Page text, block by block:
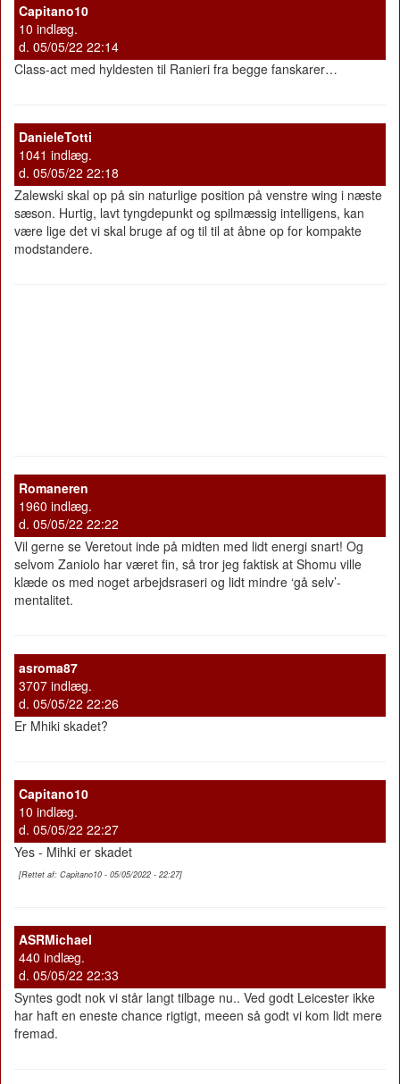
Capitano10
10 indlæg.
d. 05/05/22 22:14
Class-act med hyldesten til Ranieri fra begge fanskarer…
DanieleTotti
1041 indlæg.
d. 05/05/22 22:18
Zalewski skal op på sin naturlige position på venstre wing i næste
sæson. Hurtig, lavt tyngdepunkt og spilmæssig intelligens, kan
være lige det vi skal bruge af og til til at åbne op for kompakte
modstandere.
Romaneren
1960 indlæg.
d. 05/05/22 22:22
Vil gerne se Veretout inde på midten med lidt energi snart! Og
selvom Zaniolo har været fin, så tror jeg faktisk at Shomu ville
klæde os med noget arbejdsraseri og lidt mindre ‘gå selv’-
mentalitet.
asroma87
3707 indlæg.
d. 05/05/22 22:26
Er Mhiki skadet?
Capitano10
10 indlæg.
d. 05/05/22 22:27
Yes - Mihki er skadet
[Rettet af: Capitano10 - 05/05/2022 - 22:27]
ASRMichael
440 indlæg.
d. 05/05/22 22:33
Syntes godt nok vi står langt tilbage nu.. Ved godt Leicester ikke
har haft en eneste chance rigtigt, meeen så godt vi kom lidt mere
fremad.